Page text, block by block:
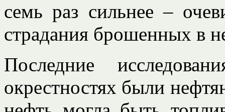
семь раз сильнее –
страдания брошенных в
Последние
окрестностях были